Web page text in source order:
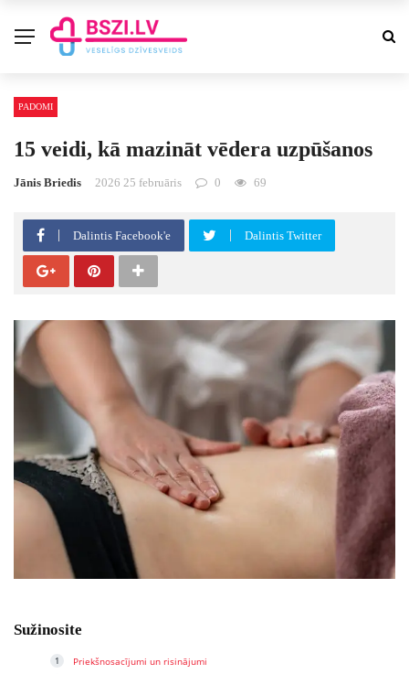
PADOMI
15 veidi, kā mazināt vēdera uzpūšanos
Jānis Briedis 2026 25 februāris 0 69
Dalintis Facebook'e Dalintis Twitter
Sužinosite
Priekšnosacījumi un risinājumi